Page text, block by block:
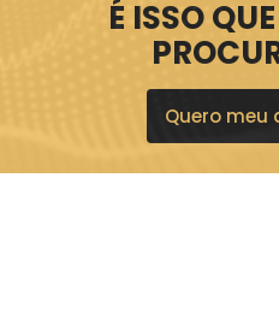
É ISSO
Quero meu